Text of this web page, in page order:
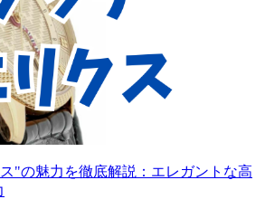
"の魅力を徹底解説：エレガントな高